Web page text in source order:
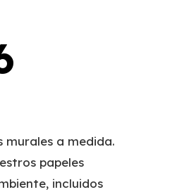
murales a medida.
papeles
incluidos